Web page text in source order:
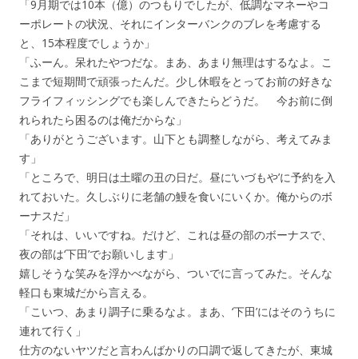
「9月期では10本（億）のつもりでしたが、低調なマネーやコ
ーポレートの状況、それにインターバンクのブレを考慮する
と、15本程度でしょうか」
「ふーん。呆れたやつだな。まあ、あまり無理はするなよ。こ
こまで短期間で頑張ったんだ。少し休暇をとってお前の好きな
フライフィッシングでも楽しんできたらどうだ。 今お前に倒
れられたら困るのは俺だからな」
「ありがとうございます。山下とも調整しながら、考えてみま
す」
「ところで、明日は土曜の丑の日だ。昼に‘いづもや’に予約を入
れておいた。久しぶりに老舗の鰻を食いにいくか。俺からのボ
ーナスだ」
「それは、いいですね。だけど、これは昼の部のボーナスで、
夜の部は‘下田’でお願いします」
嬉しそうな笑みを浮かべながら、ついでに言ってみた。そんな
軽口も東城だから言える。
「こいつ、あまり調子に乗るなよ。まあ、‘下田’にはそのうちに
連れて行く」
仕方のないヤツだと言わんばかりの口調で返してきたが、東城